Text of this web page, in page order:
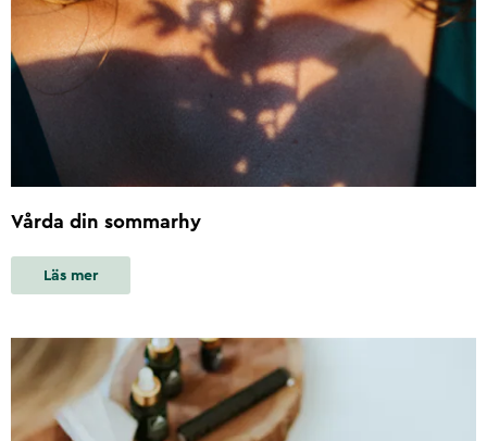
Vårda din sommarhy
Läs mer